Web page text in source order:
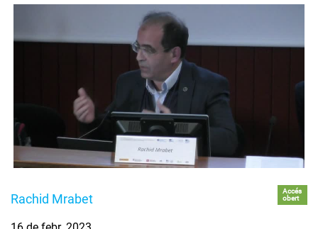
Rachid Mrabet
Accés
obert